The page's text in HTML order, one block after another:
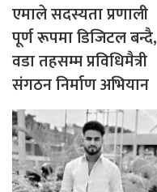
एमाले सदस्यता प्रणाली
पूर्ण रूपमा डिजिटल बन्दै,
वडा तहसम्म प्रविधिमैत्री
संगठन निर्माण अभियान